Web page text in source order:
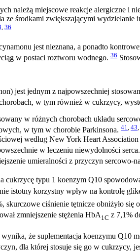
należą miejscowe reakcje alergiczne i
ze środkami zwiększającymi
, 36
jest nieznana, a ponadto
w postaci roztworu wodnego. 36
jest jednym z najpowszechniej
w tym również w cukrzycy,
w różnych chorobach układu
w tym w chorobie Parkinsona. 41, 43,
według New York Heart
w leczeniu niewydolności serca.
umieralności z przyczyn sercowo-
cukrzycę typu 1 koenzym Q10
istotny korzystny wpływ na kontrolę
skurczowe ciśnienie tętnicze obniżyło
zmniejszenie stężenia HbA1C z 7,1%
że suplementacja koenzymu Q10
dla której stosuje się go w cukrzycy,